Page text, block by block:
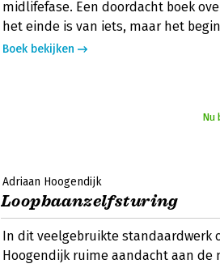
midlifefase. Een doordacht boek
het einde is van iets, maar het
Boek bekijken
Nu
Adriaan Hoogendijk
Loopbaanzelfsturing
In dit veelgebruikte standaardwerk
Hoogendijk ruime aandacht aan